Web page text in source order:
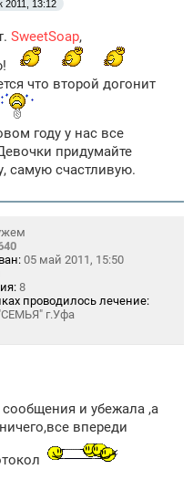
2011, 13:12
SweetSoap,
что второй догонит
году у нас все
придумайте
самую счастливую.
05 май 2011, 15:50
8
проводилось лечение:
г.Уфа
и убежала ,а
впереди